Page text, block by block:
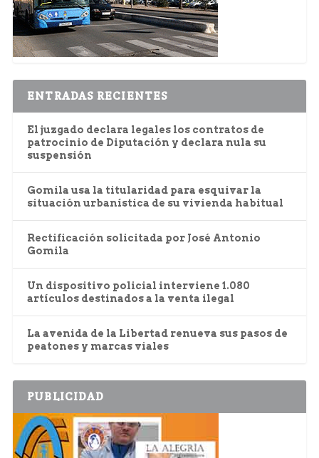
ENTRADAS RECIENTES
El juzgado declara legales los contratos de
patrocinio de Diputación y declara nula su
suspensión
Gomila usa la titularidad para esquivar la
situación urbanística de su vivienda habitual
Rectificación solicitada por José Antonio
Gomila
Un dispositivo policial interviene 1.080
artículos destinados a la venta ilegal
La avenida de la Libertad renueva sus pasos de
peatones y marcas viales
PUBLICIDAD